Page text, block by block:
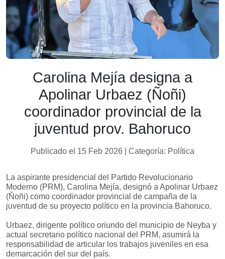
Carolina Mejía designa a
Apolinar Urbaez (Ñoñi)
coordinador provincial de la
juventud prov. Bahoruco
Publicado el 15 Feb 2026 | Categoría: Política
La aspirante presidencial del Partido Revolucionario
Moderno (PRM), Carolina Mejía, designó a Apolinar Urbaez
(Ñoñi) como coordinador provincial de campaña de la
juventud de su proyecto político en la provincia Bahoruco.
Urbaez, dirigente político oriundo del municipio de Neyba y
actual secretario político nacional del PRM, asumirá la
responsabilidad de articular los trabajos juveniles en esa
demarcación del sur del país.